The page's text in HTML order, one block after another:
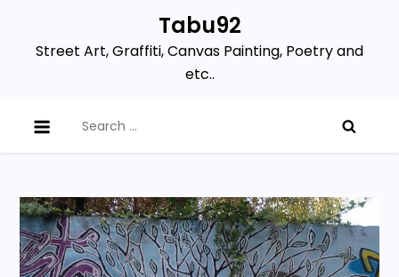
content
Tabu92
Street Art, Graffiti, Canvas Painting, Poetry and
etc..
for: